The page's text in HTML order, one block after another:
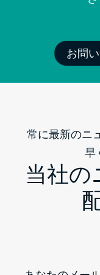
お問
常に最新のニ
早
当社の